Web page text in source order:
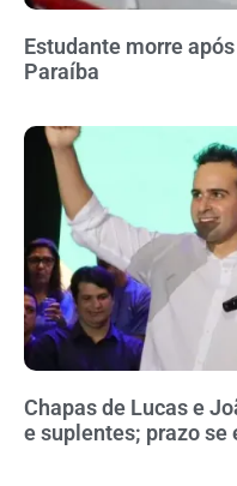
Estudante morre
Paraíba
Chapas de Lucas e
e suplentes; prazo se